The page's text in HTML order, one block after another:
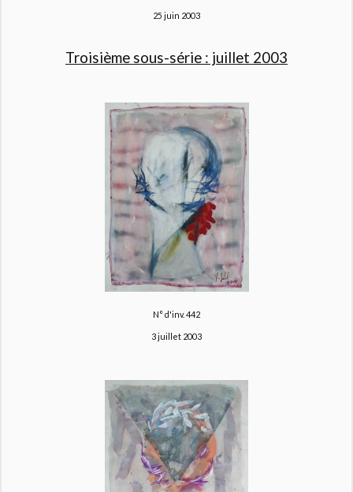
25 juin 2003
Troisième sous-série : juillet 2003
N° d'inv. 442
3 juillet 2003